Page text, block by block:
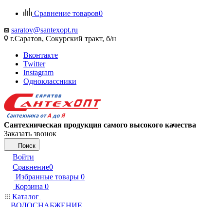
Сравнение товаров0
saratov@santexopt.ru
г.Саратов, Сокурский тракт, б/н
Вконтакте
Twitter
Instagram
Одноклассники
Сантехническая продукция самого высокого качества
Заказать звонок
Поиск
Войти
Сравнение0
Избранные товары 0
Корзина 0
Каталог
ВОДОСНАБЖЕНИЕ